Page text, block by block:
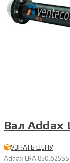
Вал Addax
УЗНАТЬ ЦЕНУ
Addax LRA 850.625SS